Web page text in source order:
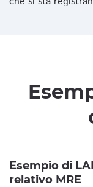
Esempio di
relativo MRE